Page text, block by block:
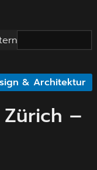
& Architektur
–